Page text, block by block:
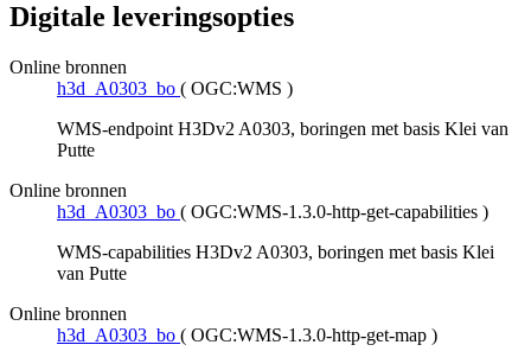
Digitale leveringsopties
Online bronnen
h3d_A0303_bo ( OGC:WMS )
WMS-endpoint H3Dv2 A0303, boringen met basis Klei van
Putte
Online bronnen
h3d_A0303_bo ( OGC:WMS-1.3.0-http-get-capabilities )
WMS-capabilities H3Dv2 A0303, boringen met basis Klei
van Putte
Online bronnen
h3d_A0303_bo ( OGC:WMS-1.3.0-http-get-map )